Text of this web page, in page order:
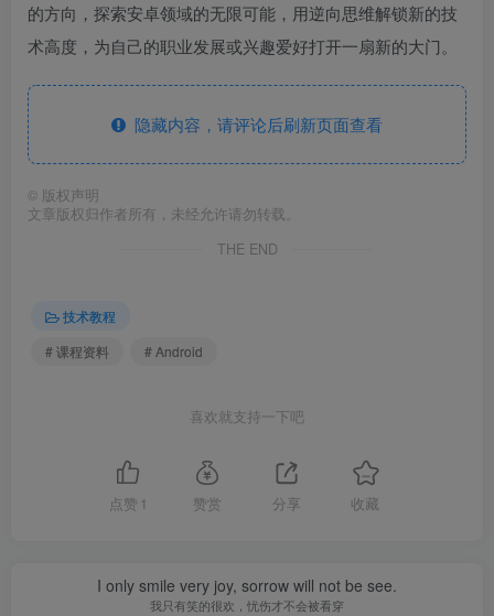
的方向，探索安卓领域的无限可能，用逆向思维解锁新的技
术高度，为自己的职业发展或兴趣爱好打开一扇新的大门。
隐藏内容，请评论后刷新页面查看
© 版权声明
文章版权归作者所有，未经允许请勿转载。
THE END
技术教程
# 课程资料
# Android
喜欢就支持一下吧
点赞 1 赞赏 分享 收藏
I only smile very joy, sorrow will not be see.
我只有笑的很欢，忧伤才不会被看穿